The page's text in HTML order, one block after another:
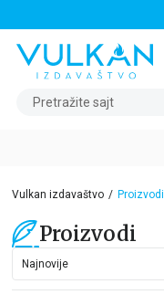
Pretražite sajt
Vulkan izdavaštvo Proizvodi
Proizvodi